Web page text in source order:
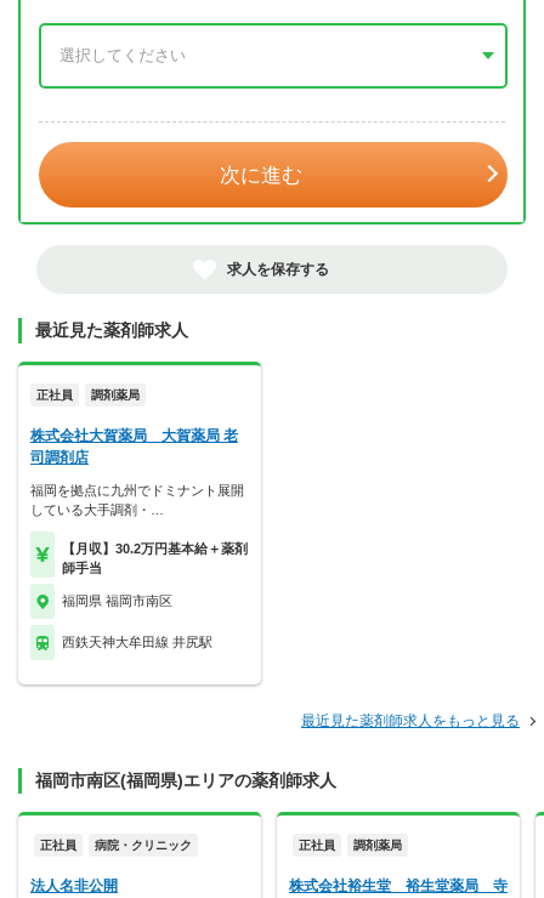
次に進む
求人を保存する
最近見た薬剤師求人
正社員 調剤薬局
株式会社大賀薬局 大賀薬局 老
司調剤店
福岡を拠点に九州でドミナント展開
している大手調剤・…
【月収】30.2万円基本給＋薬剤
師手当
福岡県 福岡市南区
西鉄天神大牟田線 井尻駅
最近見た薬剤師求人をもっと見る
福岡市南区(福岡県)エリアの薬剤師求人
正社員 病院・クリニック
法人名非公開
正社員 調剤薬局
株式会社裕生堂 裕生堂薬局 寺